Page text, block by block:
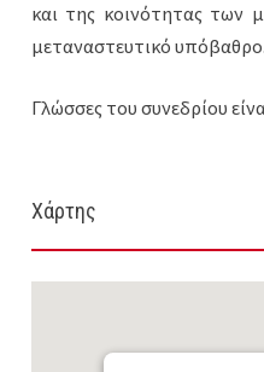
και της κοινότητας των
μεταναστευτικό υπόβαθρο.
Γλώσσες του συνεδρίου
Χάρτης